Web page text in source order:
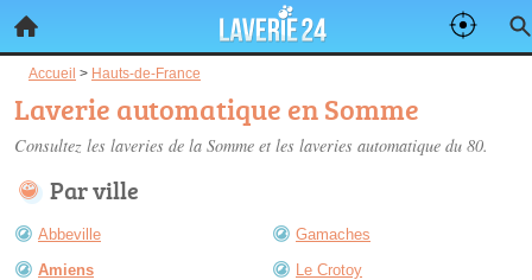
Accueil > Hauts-de-France
Laverie automatique en Somme
Consultez les laveries de la Somme et les laveries automatique du 80.
Par ville
Abbeville
Amiens
Gamaches
Le Crotoy